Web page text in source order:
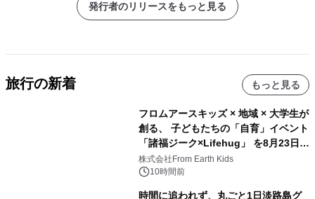
発行者のリリースをもっと見る
旅行の新着 もっと見る
フロムアースキッズ × 地域 × 大学生が
創る、 子どもたちの「自育」イベント
「諸福ジーク×Lifehug」 を8月23日
(日)開催
株式会社From Earth Kids
10時間前
時間に追われず、丸ごと1日淡路島グ